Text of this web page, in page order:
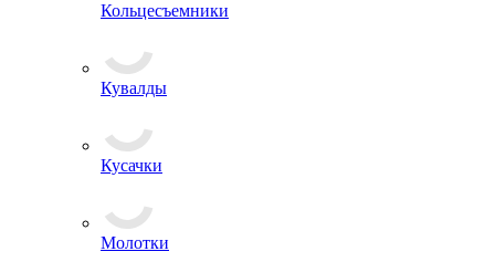
Кольцесъемники
Кувалды
Кусачки
Молотки